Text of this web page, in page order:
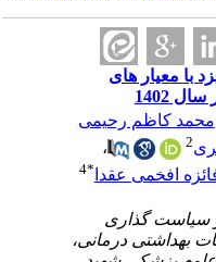
با معیار های
1402
کاظم رحیمی
،
افخمی عقدا 4
سیاست گذاری
درمانی،